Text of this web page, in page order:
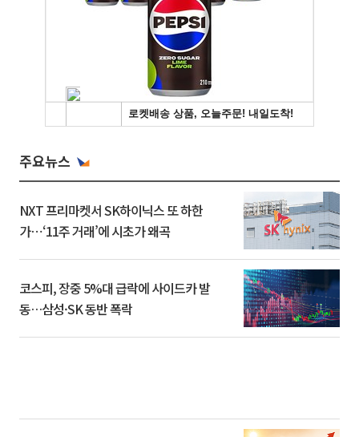
주요뉴스
NXT 프리마켓서 SK하이닉스 또 하한
가⋯‘11주 거래’에 시초가 왜곡
코스피, 장중 5%대 급락에 사이드카 발
동…삼성·SK 동반 폭락